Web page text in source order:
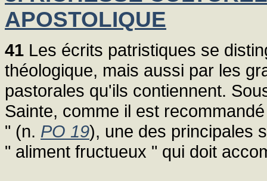
APOSTOLIQUE
41 Les écrits patristiques se
théologique, mais aussi par les
pastorales qu'ils contiennent.
Sainte, comme il est
" (n. PO 19), une des principales
" aliment fructueux " qui doit